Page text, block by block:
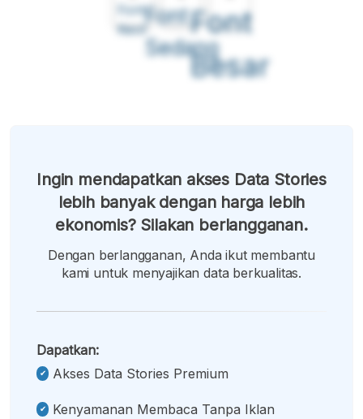
Font
Kecil
Font
Sedang
Font
Besar
Ingin mendapatkan akses Data Stories
lebih banyak dengan harga lebih
ekonomis? Silakan berlangganan.
Dengan berlangganan, Anda ikut membantu
kami untuk menyajikan data berkualitas.
Dapatkan:
Akses Data Stories Premium
Kenyamanan Membaca Tanpa Iklan